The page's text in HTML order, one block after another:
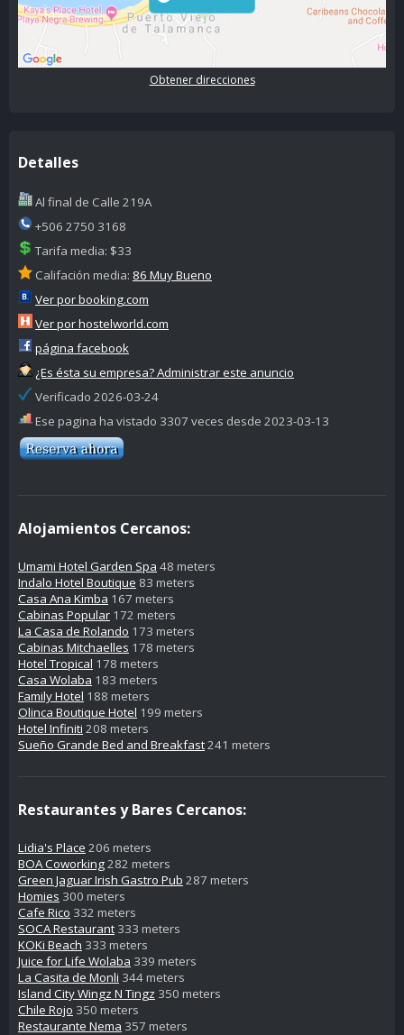
Obtener direcciones
Detalles
Al final de Calle 219A
+506 2750 3168
Tarifa media: $33
Califación media: 86 Muy Bueno
Ver por booking.com
Ver por hostelworld.com
página facebook
¿Es ésta su empresa? Administrar este anuncio
Verificado 2026-03-24
Ese pagina ha vistado 3307 veces desde 2023-03-13
Alojamientos Cercanos:
Umami Hotel Garden Spa 48 meters
Indalo Hotel Boutique 83 meters
Casa Ana Kimba 167 meters
Cabinas Popular 172 meters
La Casa de Rolando 173 meters
Cabinas Mitchaelles 178 meters
Hotel Tropical 178 meters
Casa Wolaba 183 meters
Family Hotel 188 meters
Olinca Boutique Hotel 199 meters
Hotel Infiniti 208 meters
Sueño Grande Bed and Breakfast241 meters
Restaurantes y Bares Cercanos:
Lidia's Place 206 meters
BOA Coworking282 meters
Green Jaguar Irish Gastro Pub 287 meters
Homies 300 meters
Cafe Rico 332 meters
SOCA Restaurant 333 meters
KOKi Beach 333 meters
Juice for Life Wolaba 339 meters
La Casita de Monli 344 meters
Island City Wingz N Tingz 350 meters
Chile Rojo 350 meters
Restaurante Nema 357 meters